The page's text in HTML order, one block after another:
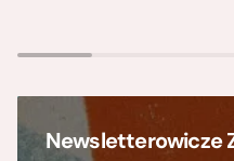
Newsletterowicze